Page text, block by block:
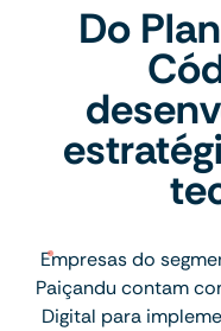
Do
Empresas do
Paiçandu contam
Digital para